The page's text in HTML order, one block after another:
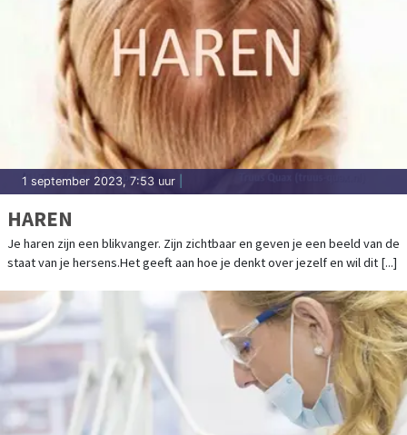
1 september 2023, 7:53 uur
HAREN
Je haren zijn een blikvanger. Zijn zichtbaar en geven je een beeld van de
staat van je hersens.Het geeft aan hoe je denkt over jezelf en wil dit [...]